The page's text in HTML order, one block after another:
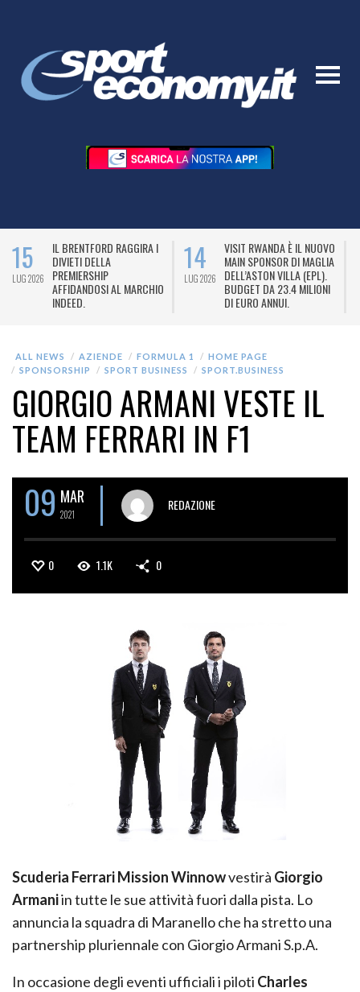
15
LUG 2026
IL BRENTFORD RAGGIRA I
DIVIETI DELLA
PREMIERSHIP
AFFIDANDOSI AL MARCHIO
INDEED.
14
LUG 2026
VISIT RWANDA È IL NUOVO
MAIN SPONSOR DI MAGLIA
DELL’ASTON VILLA (EPL).
BUDGET DA 23.4 MILIONI
DI EURO ANNUI.
ALL NEWS AZIENDE FORMULA 1
HOME PAGE
SPONSORSHIP
SPORT BUSINESS SPORT.BUSINESS
GIORGIO ARMANI VESTE IL
TEAM FERRARI IN F1
09 MAR
2021
REDAZIONE
0 1.1K 0
Scuderia Ferrari Mission Winnowvestirà Giorgio
Armaniin tutte le sue attività fuori dalla pista. Lo
annuncia la squadra di Maranello che ha stretto una
partnership pluriennale con Giorgio Armani S.p.A.
In occasione degli eventi ufficiali i piloti Charles